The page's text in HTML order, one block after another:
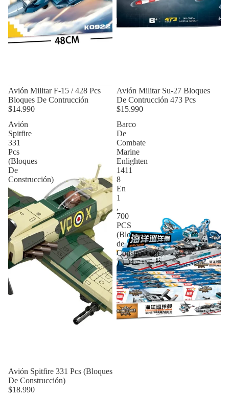
Avión Militar F-15 / 428 Pcs
Bloques De Contrucción
$14.990
Avión Militar Su-27 Bloques
De Contrucción 473 Pcs
$15.990
Avión
Spitfire
331
Pcs
(Bloques
De
Construcción)
Avión Spitfire 331 Pcs (Bloques
De Construcción)
$18.990
Barco
De
Combate
Marine
Enlighten
1411
8
En
1
,
700
PCS
(Bloques
de
Construcción
)